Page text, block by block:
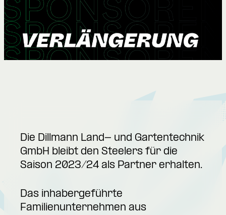
Die Dillmann Land- und Gartentechnik
GmbH bleibt den Steelers für die
Saison 2023/24 als Partner erhalten.
Das inhabergeführte
Familienunternehmen aus